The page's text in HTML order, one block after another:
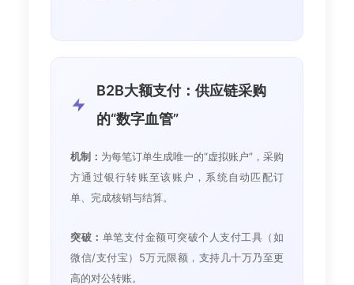
B2B大额支付：供应链采购
的“数字血管”
机制： 为每笔订单生成唯一的“虚拟账户”，采购
方通过银行转账至该账户，系统自动匹配订
单、完成核销与结算。
突破： 单笔支付金额可突破个人支付工具（如
微信/支付宝）5万元限额，支持几十万乃至更
高的对公转账。